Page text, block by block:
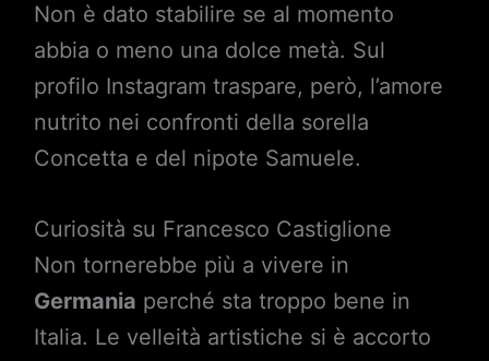
Non è dato stabilire se al momento
abbia o meno una dolce metà. Sul
profilo Instagram traspare, però, l’amore
nutrito nei confronti della sorella
Concetta e del nipote Samuele.
Curiosità su Francesco Castiglione
Non tornerebbe più a vivere in
Germania perché sta troppo bene in
Italia. Le velleità artistiche si è accorto